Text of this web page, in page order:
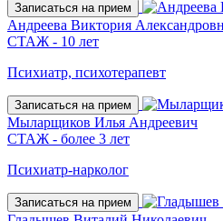
Записаться на прием
Андреева Виктория
СТАЖ - 10 лет
Психиатр, психотерапевт
Записаться на прием
Мыларщиков Илья Андреевич
СТАЖ - более 3 лет
Психиатр-нарколог
Записаться на прием